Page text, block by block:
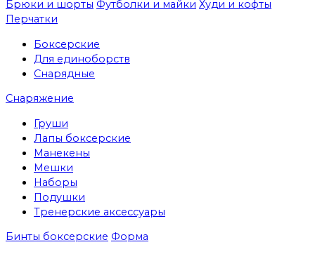
Брюки и шорты Футболки и майки Худи и кофты
Перчатки
Боксерские
Для единоборств
Снарядные
Снаряжение
Груши
Лапы боксерские
Манекены
Мешки
Наборы
Подушки
Тренерские аксессуары
Бинты боксерские Форма